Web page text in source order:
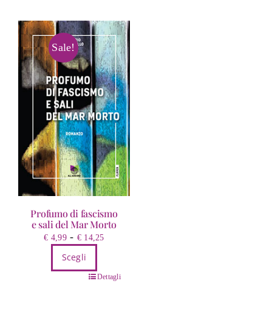
Sale!
Profumo di fascismo
e sali del Mar Morto
€ 4,99 - € 14,25Fascia
da
Scegli
Dettagli